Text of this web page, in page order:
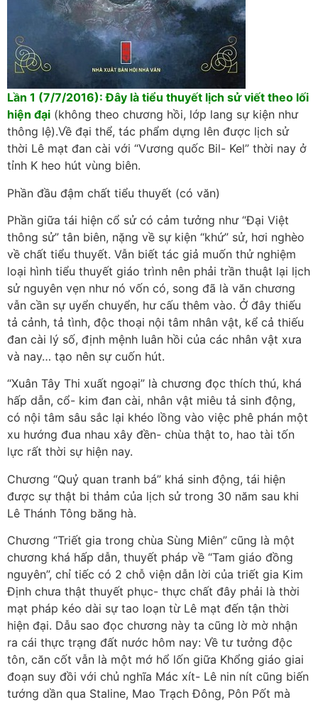
Lần 1 (7/7/2016): Đây là tiểu thuyết lịch sử viết theo lối
hiện đại (không theo chương hồi, lớp lang sự kiện như
thông lệ).Về đại thể, tác phẩm dựng lên được lịch sử
thời Lê mạt đan cài với “Vương quốc Bil- Kel” thời nay ở
tỉnh K heo hút vùng biên.
Phần đầu đậm chất tiểu thuyết (có văn)
Phần giữa tái hiện cổ sử có cảm tưởng như “Đại Việt
thông sử” tân biên, nặng về sự kiện “khứ” sử, hơi nghèo
về chất tiểu thuyết. Vẫn biết tác giả muốn thử nghiệm
loại hình tiểu thuyết giáo trình nên phải trần thuật lại lịch
sử nguyên vẹn như nó vốn có, song đã là văn chương
vẫn cần sự uyển chuyển, hư cấu thêm vào. Ở đây thiếu
tả cảnh, tả tình, độc thoại nội tâm nhân vật, kể cả thiếu
đan cài lý số, định mệnh luân hồi của các nhân vật xưa
và nay… tạo nên sự cuốn hút.
“Xuân Tây Thi xuất ngoại” là chương đọc thích thú, khá
hấp dẫn, cổ- kim đan cài, nhân vật miêu tả sinh động,
có nội tâm sâu sắc lại khéo lồng vào việc phê phán một
xu hướng đua nhau xây đền- chùa thật to, hao tài tốn
lực rất thời sự hiện nay.
Chương “Quỷ quan tranh bá” khá sinh động, tái hiện
được sự thật bi thảm của lịch sử trong 30 năm sau khi
Lê Thánh Tông băng hà.
Chương “Triết gia trong chùa Sùng Miên” cũng là một
chương khá hấp dẫn, thuyết pháp về “Tam giáo đồng
nguyên”, chỉ tiếc có 2 chỗ viện dẫn lời của triết gia Kim
Định chưa thật thuyết phục- thực chất đây phải là thời
mạt pháp kéo dài sự tao loạn từ Lê mạt đến tận thời
hiện đại. Dẫu sao đọc chương này ta cũng lờ mờ nhận
ra cái thực trạng đất nước hôm nay: Về tư tưởng độc
tôn, căn cốt vẫn là một mớ hổ lốn giữa Khổng giáo giai
đoạn suy đồi với chủ nghĩa Mác xít- Lê nin nít cũng biến
tướng dần qua Staline, Mao Trạch Đông, Pôn Pốt mà